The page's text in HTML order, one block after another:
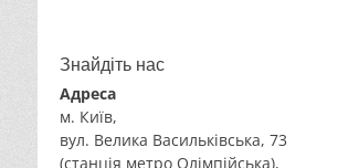
Знайдіть нас
Адреса
м. Київ,
вул. Велика Васильківська, 73
(станція метро Олімпійська),